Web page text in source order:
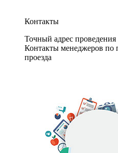
Контакты
Точный адрес
Контакты менеджеров по
проезда